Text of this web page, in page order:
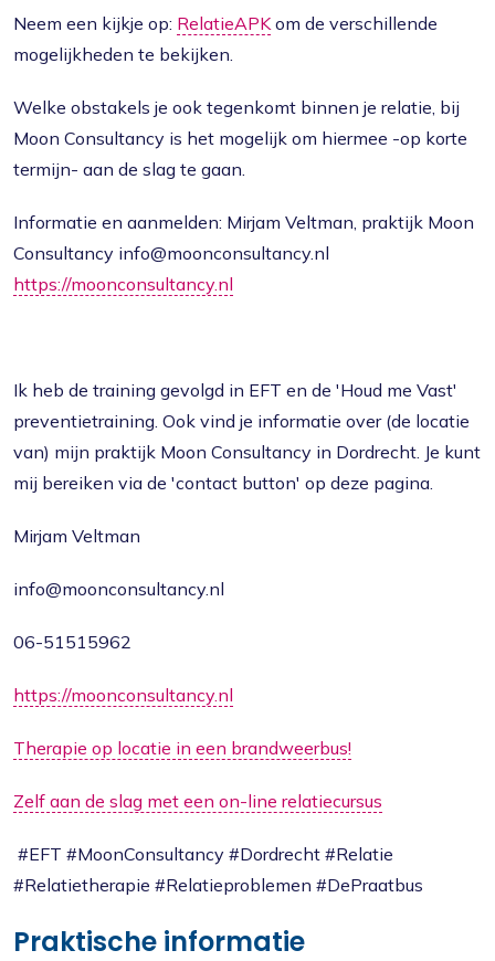
Neem een kijkje op: RelatieAPKom de verschillende
mogelijkheden te bekijken.
Welke obstakels je ook tegenkomt binnen je relatie, bij
Moon Consultancy is het mogelijk om hiermee -op korte
termijn- aan de slag te gaan.
Informatie en aanmelden: Mirjam Veltman, praktijk Moon
Consultancy info@moonconsultancy.nl
https://moonconsultancy.nl
Ik heb de training gevolgd in EFT en de 'Houd me Vast'
preventietraining. Ook vind je informatie over (de locatie
van) mijn praktijk Moon Consultancy in Dordrecht. Je kunt
mij bereiken via de 'contact button' op deze pagina.
Mirjam Veltman
info@moonconsultancy.nl
06-51515962
https://moonconsultancy.nl
Therapie op locatie in een brandweerbus!
Zelf aan de slag met een on-line relatiecursus
#EFT #MoonConsultancy #Dordrecht #Relatie
#Relatietherapie #Relatieproblemen #DePraatbus
Praktische informatie